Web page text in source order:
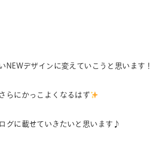
デザインに変えていこうと思います！
らにかっこよくなるはず
グに載せていきたいと思います♪